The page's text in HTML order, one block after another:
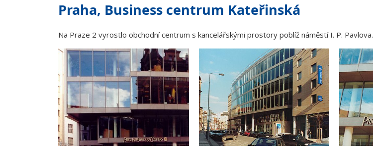
Praha, Business centrum Kateřinská
Na Praze 2 vyrostlo obchodní centrum s kancelářskými prostory poblíž náměstí I. P. Pavlova.